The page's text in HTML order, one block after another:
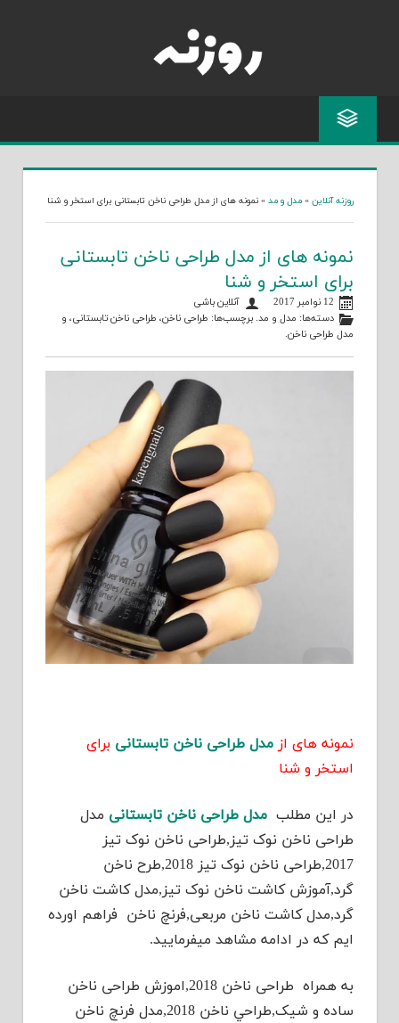
روزنه آنلاین » مدل و مد » نمونه های از مدل طراحی ناخن تابستانی برای استخر و شنا
نمونه های از مدل طراحی ناخن تابستانی
برای استخر و شنا
12 نوامبر 2017
آنلاین باشی
دسته‌ها: مدل و مد. برچسب‌ها: طراحی ناخن، طراحی ناخن تابستانی، و
مدل طراحی ناخن.
نمونه های از مدل طراحی ناخن تابستانی برای
استخر و شنا
در این مطلب مدل طراحی ناخن تابستانی مدل
طراحی ناخن نوک تیز,طراحی ناخن نوک تیز
2017,طراحی ناخن نوک تیز 2018,طرح ناخن
گرد,آموزش کاشت ناخن نوک تیز,مدل کاشت ناخن
گرد,مدل کاشت ناخن مربعی,فرنچ ناخن فراهم اورده
ایم که در ادامه مشاهد میفرمایید.
به همراه طراحی ناخن 2018,اموزش طراحی ناخن
ساده و شیک,طراحي ناخن 2018,مدل فرنچ ناخن